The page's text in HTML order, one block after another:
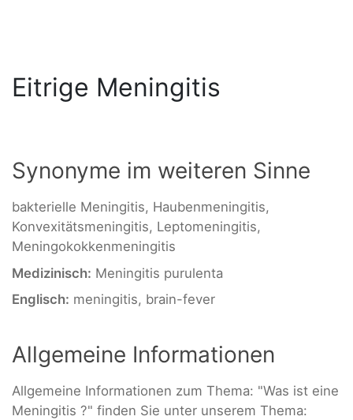
Eitrige Meningitis
Synonyme im weiteren Sinne
bakterielle Meningitis, Haubenmeningitis,
Konvexitätsmeningitis, Leptomeningitis,
Meningokokkenmeningitis
Medizinisch: Meningitis purulenta
Englisch: meningitis, brain-fever
Allgemeine Informationen
Allgemeine Informationen zum Thema: "Was ist eine
Meningitis ?" finden Sie unter unserem Thema: